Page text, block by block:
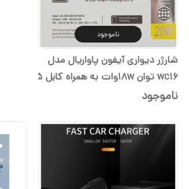
ناموجود
شارژر دیواری آیفون پاواریال مدل
wc16 توان 18wوات به همراه کابل 5
آمپر( گارانتی تعویض یک ساله)
ناموجود